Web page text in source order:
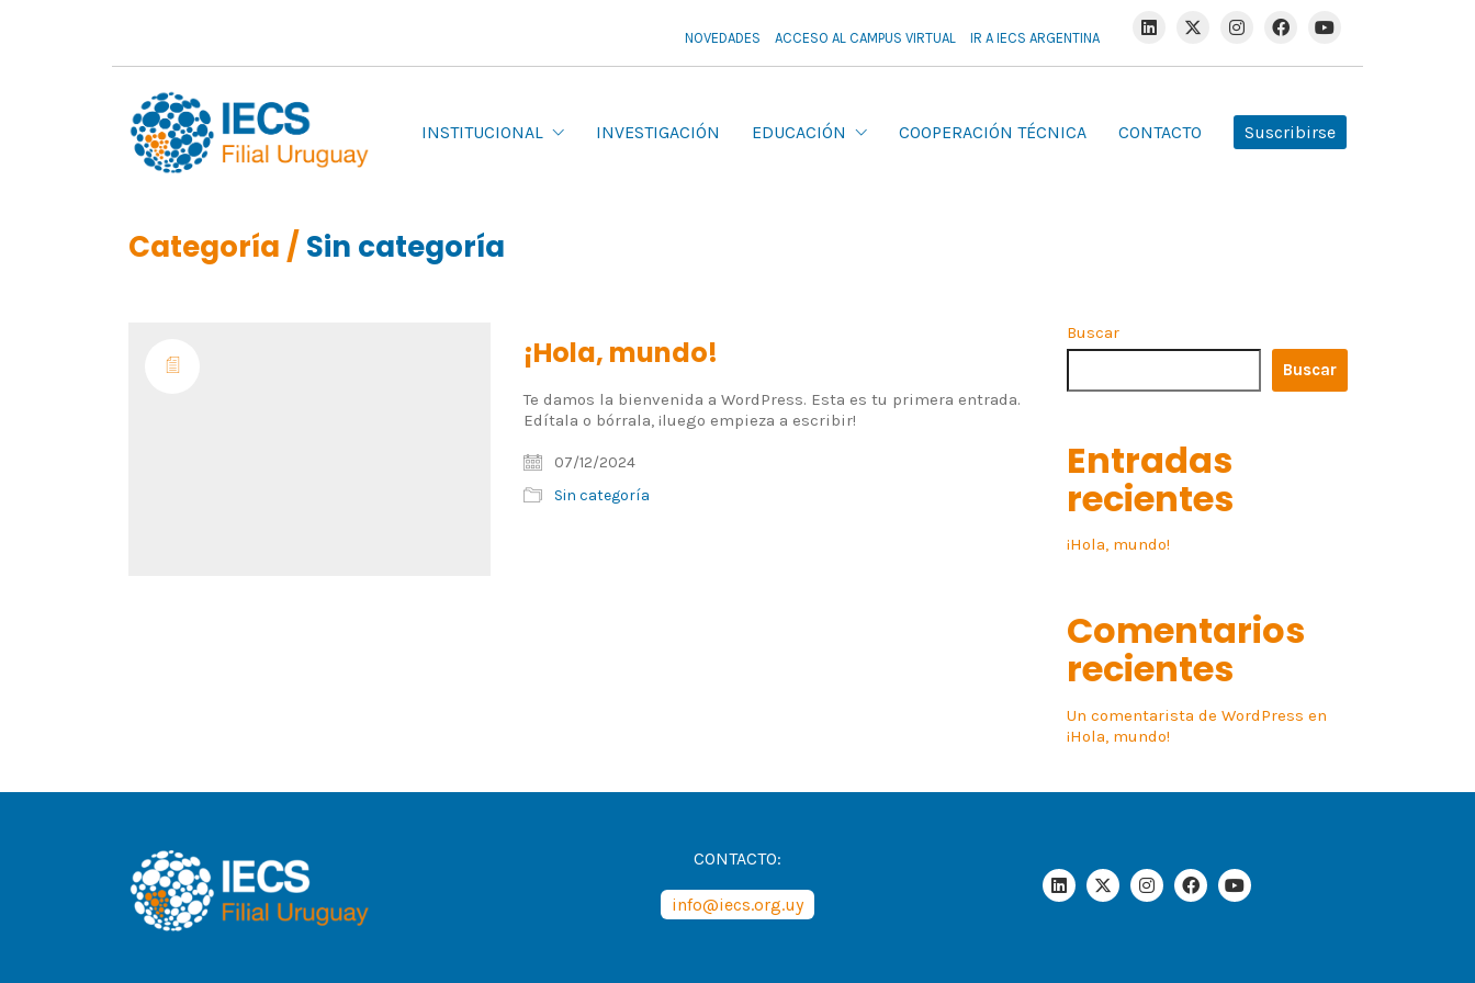
NOVEDADES ACCESO AL CAMPUS VIRTUAL IR A IECS ARGENTINA
INSTITUCIONAL INVESTIGACIÓN EDUCACIÓN COOPERACIÓN TÉCNICA CONTACTO Suscribirse
Categoría / Sin categoría
¡Hola, mundo!
Te damos la bienvenida a WordPress. Esta es tu primera entrada.
Edítala o bórrala, ¡luego empieza a escribir!
07/12/2024
Sin categoría
Buscar
Buscar
Entradas
recientes
¡Hola, mundo!
Comentarios
recientes
Un comentarista de WordPress en
¡Hola, mundo!
CONTACTO:
info@iecs.org.uy